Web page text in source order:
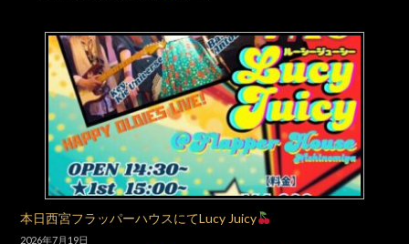
本日西宮フラッパーハウスにてLucy Juicy
2026年7月19日